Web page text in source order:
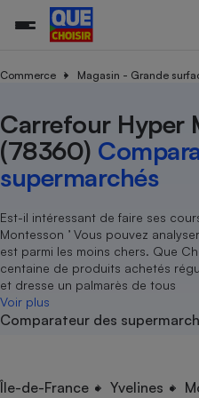
Commerce Magasin - Grande
Carrefour Hyper
(78360)
supermarchés
Est-il intéressant de faire ses
Montesson ’ Vous pouvez
est parmi les moins chers. Que
centaine de produits achetés
et dresse un palmarès de tous
Voir plus
Comparateur des
Île-de-France Yvelines
Toutes les actualités
Enquêtes
Guides d'achat
Conseils
Brèves
Tous les services
Soumettre un litige
Lettres types
Rencontrer une
Tous nos combats
Nos actions
Nos grandes victoires
Les billets de la
Nos associations locales
Nous rejoindre
En savoir plus sur Que
?
L’association
Nos missions
Notre méthodologie
Notre financement
Nos partenaires
Nous rejoindre